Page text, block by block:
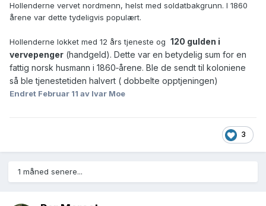
Hollenderne vervet nordmenn, helst med soldatbakgrunn. I 1860
årene var dette tydeligvis populært.
Hollenderne lokket med 12 års tjeneste og 120 gulden i
vervepenger (handgeld). Dette var en betydelig sum for en
fattig norsk husmann i 1860‑årene. Ble de sendt til koloniene
så ble tjenestetiden halvert ( dobbelte opptjeningen)
Endret Februar 11 av Ivar Moe
3
1 måned senere...